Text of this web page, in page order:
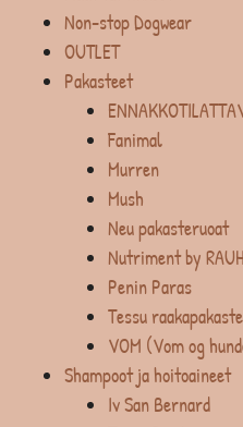
Non-stop Dogwear
OUTLET
Pakasteet
Fanimal
Murren
Mush
Neu pakasteruoat
Nutriment by RAUH
Penin Paras
Tessu
VOM (Vom og
Shampoot ja hoitoaineet
Iv San Bernard